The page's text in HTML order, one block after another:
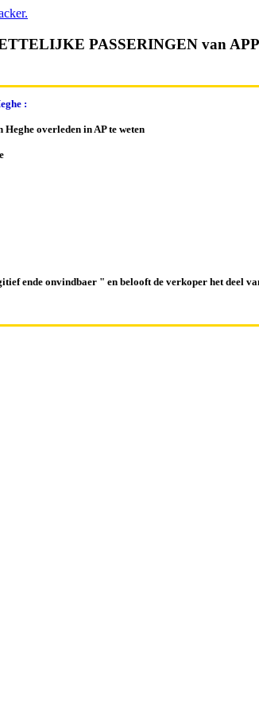
PASSERINGEN van
:
overleden in AP te weten
ende onvindbaer " en belooft de verkoper het deel